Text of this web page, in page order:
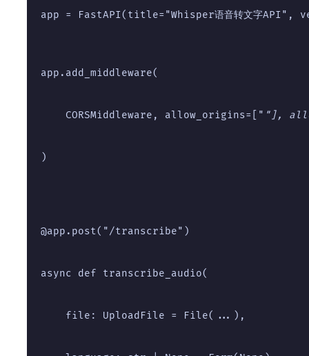
app = FastAPI(title="Whisper语音转文字
app.add_middleware(
    CORSMiddleware, allow_origins=["
"],
)
@app.post("/transcribe")
async def transcribe_audio(
    file: UploadFile = File(...),